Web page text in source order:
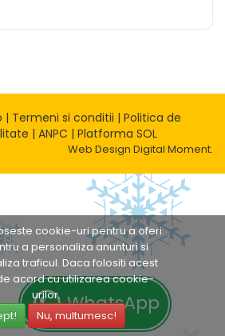
| Termeni si conditii | Politica de
| ANPC | Platforma SOL
Web Design Digital Moment.
WhatsApp
cookie-uri pentru a oferi
a personaliza anunturi si
traficul. Daca folositi acest
acord cu utilizarea cookie-
urilor.
Nu, multumesc!